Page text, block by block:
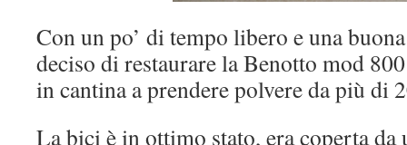
Con un po’ di tempo libero e una
deciso di restaurare la Benotto mod
in cantina a prendere polvere da più di
La bici è in ottimo stato, era coperta da